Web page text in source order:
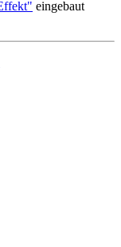
eingebaut